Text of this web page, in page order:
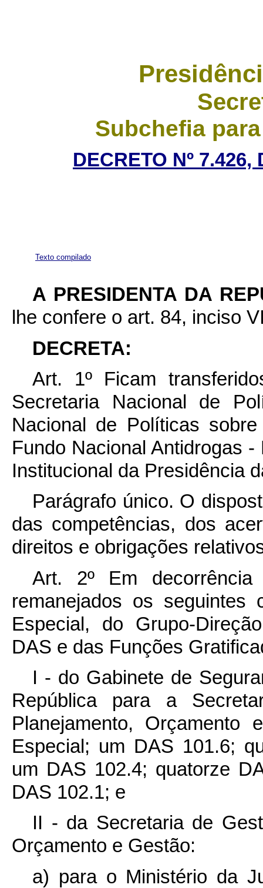
Subchefia
DECRETO Nº
Texto compilado
A PRESIDENTA DA
lhe confere o art. 84, inciso
DECRETA:
Art. 1º Ficam
Secretaria Nacional de
Nacional de Políticas
Fundo Nacional Antidrogas
Institucional da Presidência
Parágrafo único. O
das competências, dos
direitos e obrigações
Art. 2º Em
remanejados os seguintes
Especial, do Grupo-
DAS e das Funções
I - do Gabinete de
República para a
Planejamento,
Especial; um DAS 101.6;
um DAS 102.4; quatorze
DAS 102.1; e
II - da Secretaria de
Orçamento e Gestão:
a) para o Ministério da